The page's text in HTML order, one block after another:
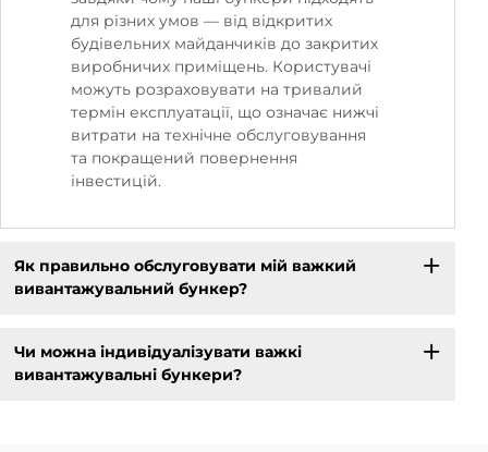
для різних умов — від відкритих
будівельних майданчиків до закритих
виробничих приміщень. Користувачі
можуть розраховувати на тривалий
термін експлуатації, що означає нижчі
витрати на технічне обслуговування
та покращений повернення
інвестицій.
Як правильно обслуговувати мій важкий
вивантажувальний бункер?
Чи можна індивідуалізувати важкі
вивантажувальні бункери?